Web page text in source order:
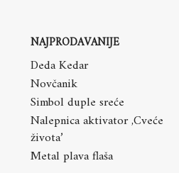
NAJPRODAVANIJE
Deda Kedar
Novčanik
Simbol duple sreće
Nalepnica aktivator ,Cveće
života’
Metal plava flaša